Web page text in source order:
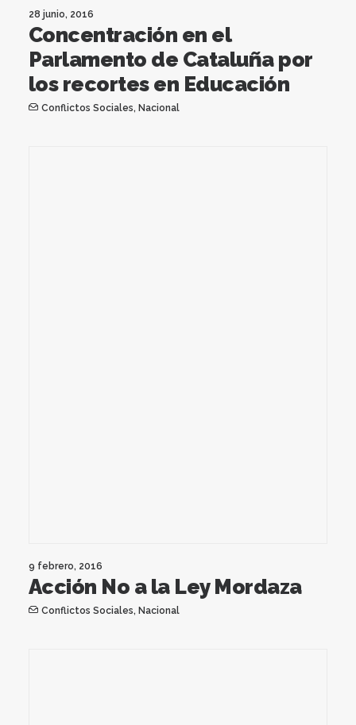
28 junio, 2016
Concentración en el
Parlamento de Cataluña por
los recortes en Educación
Conflictos Sociales, Nacional
9 febrero, 2016
Acción No a la Ley Mordaza
Conflictos Sociales, Nacional